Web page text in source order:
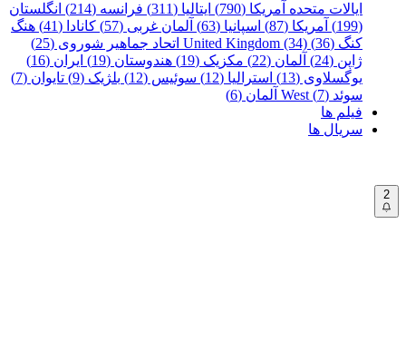
ایالات متحده آمریکا (790)
ایتالیا (311) فرانسه (214)
انگلستان
(199)
آمریکا (87) اسپانیا (63) آلمان غربی (57) کانادا (41)
هنگ
کنگ (36)
United Kingdom (34) اتحاد جماهیر شوروی (25)
ژاپن (24)
آلمان (22) مکزیک (19) هندوستان (19)
ایران (16)
یوگسلاوی (13)
استرالیا (12) سوئیس (12) بلژیک (9)
تایوان (7)
سوئد (7)
West آلمان (6)
فیلم ها
سریال ها
2